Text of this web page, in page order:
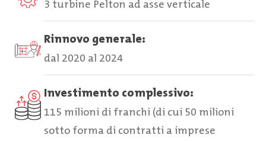
3 turbine Pelton ad asse verticale
Rinnovo generale:
dal 2020 al 2024
Investimento complessivo:
115 milioni di franchi (di cui 50 milioni
sotto forma di contratti a imprese